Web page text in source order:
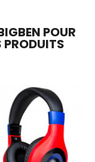
POUR
PRODUITS